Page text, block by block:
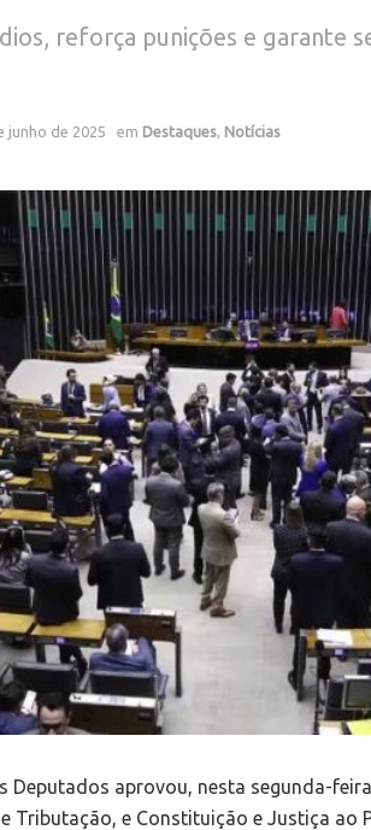
reforça punições e garante
junho de 2025 em Destaques Notícias
Deputados aprovou, nesta segunda-
Tributação, e Constituição e Justiça ao